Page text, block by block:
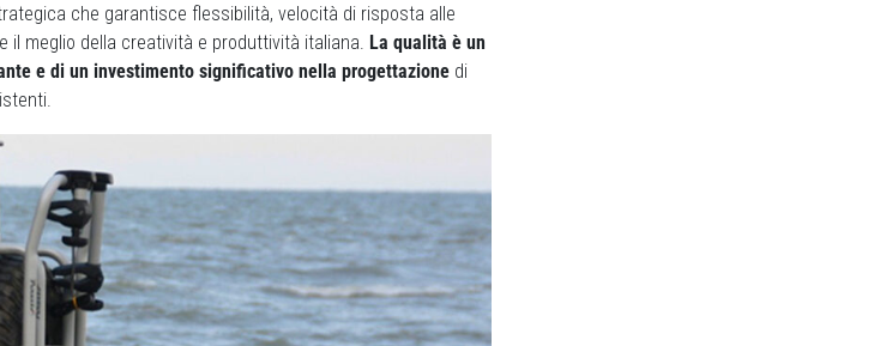
che garantisce flessibilità, velocità di risposta alle
il meglio della creatività e produttività italiana. La qualità è un
e di un investimento significativo nella progettazione di